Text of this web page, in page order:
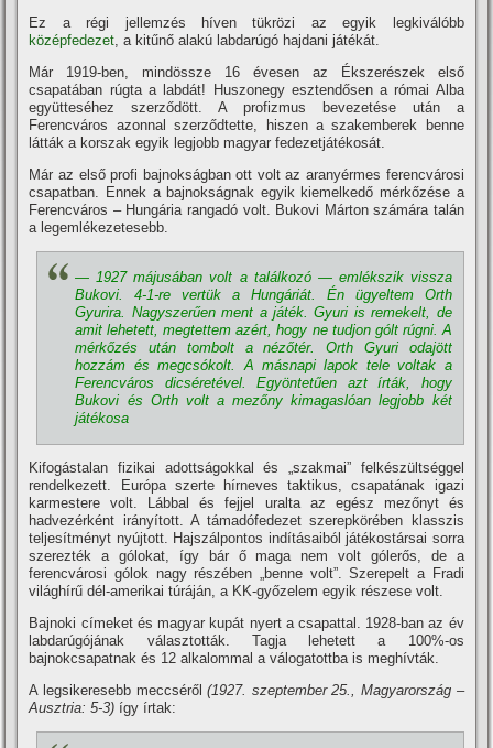
Ez a régi jellemzés hí­ven tükrözi az egyik legkiválóbb
középfedezet, a kitűnő alakú labdarúgó hajdani játékát.
Már 1919-ben, mindössze 16 évesen az Ékszerészek első
csapatában rúgta a labdát! Huszonegy esztendősen a római Alba
együtteséhez szerződött. A profizmus bevezetése után a
Ferencváros azonnal szerződtette, hiszen a szakemberek benne
látták a korszak egyik legjobb magyar fedezetjátékosát.
Már az első profi bajnokságban ott volt az aranyérmes ferencvárosi
csapatban. Ennek a bajnokságnak egyik kiemelkedő mérkőzése a
Ferencváros – Hungária rangadó volt. Bukovi Márton számára talán
a legemlékezetesebb.
— 1927 májusában volt a találkozó — emlékszik vissza
Bukovi. 4-1-re vertük a Hungáriát. Én ügyeltem Orth
Gyurira. Nagyszerűen ment a játék. Gyuri is remekelt, de
amit lehetett, megtettem azért, hogy ne tudjon gólt rúgni. A
mérkőzés után tombolt a nézőtér. Orth Gyuri odajött
hozzám és megcsókolt. A másnapi lapok tele voltak a
Ferencváros dicséretével. Egyöntetűen azt í­rták, hogy
Bukovi és Orth volt a mezőny kimagaslóan legjobb két
játékosa
Kifogástalan fizikai adottságokkal és „szakmai” felkészültséggel
rendelkezett. Európa szerte hí­rneves taktikus, csapatának igazi
karmestere volt. Lábbal és fejjel uralta az egész mezőnyt és
hadvezérként irányí­tott. A támadófedezet szerepkörében klasszis
teljesí­tményt nyújtott. Hajszálpontos indí­tásaiból játékostársai sorra
szerezték a gólokat, í­gy bár ő maga nem volt gólerős, de a
ferencvárosi gólok nagy részében „benne volt”. Szerepelt a Fradi
világhí­rű dél-amerikai túráján, a KK-győzelem egyik részese volt.
Bajnoki cí­meket és magyar kupát nyert a csapattal. 1928-ban az év
labdarúgójának választották. Tagja lehetett a 100%-os
bajnokcsapatnak és 12 alkalommal a válogatottba is meghí­vták.
A legsikeresebb meccséről (1927. szeptember 25., Magyarország –
Ausztria: 5-3) í­gy í­rtak: